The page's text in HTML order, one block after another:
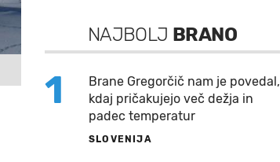
NAJBOLJ BRANO
1
Brane Gregorčič nam je povedal,
kdaj pričakujejo več dežja in
padec temperatur
SLOVENIJA